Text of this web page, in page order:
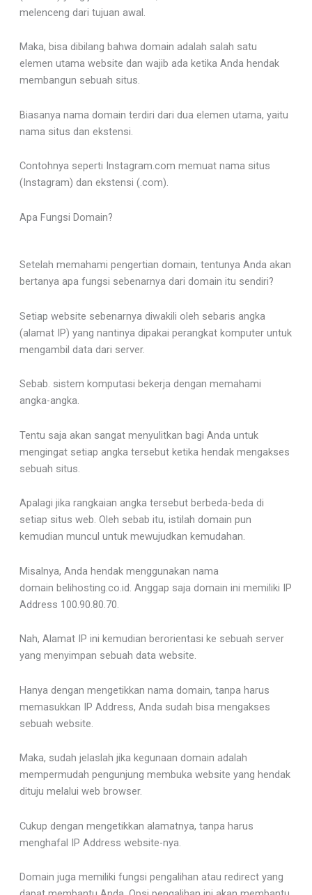
melenceng dari tujuan awal.
Maka, bisa dibilang bahwa domain adalah salah satu
elemen utama website dan wajib ada ketika Anda hendak
membangun sebuah situs.
Biasanya nama domain terdiri dari dua elemen utama, yaitu
nama situs dan ekstensi.
Contohnya seperti Instagram.com memuat nama situs
(Instagram) dan ekstensi (.com).
Apa Fungsi Domain?
Setelah memahami pengertian domain, tentunya Anda akan
bertanya apa fungsi sebenarnya dari domain itu sendiri?
Setiap website sebenarnya diwakili oleh sebaris angka
(alamat IP) yang nantinya dipakai perangkat komputer untuk
mengambil data dari server.
Sebab. sistem komputasi bekerja dengan memahami
angka-angka.
Tentu saja akan sangat menyulitkan bagi Anda untuk
mengingat setiap angka tersebut ketika hendak mengakses
sebuah situs.
Apalagi jika rangkaian angka tersebut berbeda-beda di
setiap situs web. Oleh sebab itu, istilah domain pun
kemudian muncul untuk mewujudkan kemudahan.
Misalnya, Anda hendak menggunakan nama
domain belihosting.co.id. Anggap saja domain ini memiliki IP
Address 100.90.80.70.
Nah, Alamat IP ini kemudian berorientasi ke sebuah server
yang menyimpan sebuah data website.
Hanya dengan mengetikkan nama domain, tanpa harus
memasukkan IP Address, Anda sudah bisa mengakses
sebuah website.
Maka, sudah jelaslah jika kegunaan domain adalah
mempermudah pengunjung membuka website yang hendak
dituju melalui web browser.
Cukup dengan mengetikkan alamatnya, tanpa harus
menghafal IP Address website-nya.
Domain juga memiliki fungsi pengalihan atau redirect yang